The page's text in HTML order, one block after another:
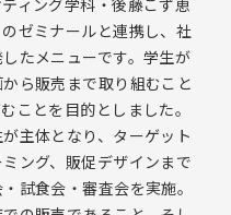
ィング学科・後藤こず恵
ゼミナールと連携し、社
たメニューです。学生が
ら販売まで取り組むこと
ことを目的としました。
主体となり、ターゲット
ング、販促デザインまで
試食会・審査会を実施。